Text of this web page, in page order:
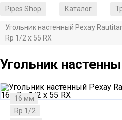
Pipes Shop Каталог
Угольник настенный Рехау
Rp 1/2 x 55 RX
Угольник
16 мм
Rp 1/2